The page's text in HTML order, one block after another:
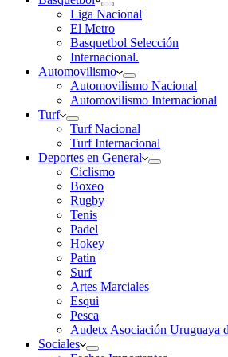
Liga Nacional
El Metro
Basquetbol Selección
Internacional.
Automovilismo
Automovilismo Nacional
Automovilismo Internacional
Turf
Turf Nacional
Turf Internacional
Deportes en General
Ciclismo
Boxeo
Rugby
Tenis
Padel
Hokey
Patin
Surf
Artes Marciales
Esqui
Pesca
Audetx Asociación Uruguaya
Sociales